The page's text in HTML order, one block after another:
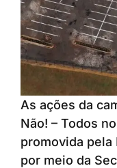
As ações da
Não! – Todos
promovida pela
por meio da